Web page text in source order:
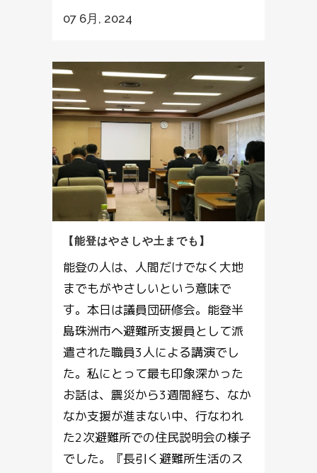
07 6月, 2024
【能登はやさしや土までも】
能登の人は、人間だけでなく大地
までもがやさしいという意味で
す。本日は議員団研修会。能登半
島珠洲市へ避難所支援員として派
遣された職員3人による講演でし
た。私にとって最も印象深かった
お話は、震災から3週間経ち、なか
なか支援が進まない中、行なわれ
た2次避難所での住民説明会の様子
でした。『長引く避難所生活のス